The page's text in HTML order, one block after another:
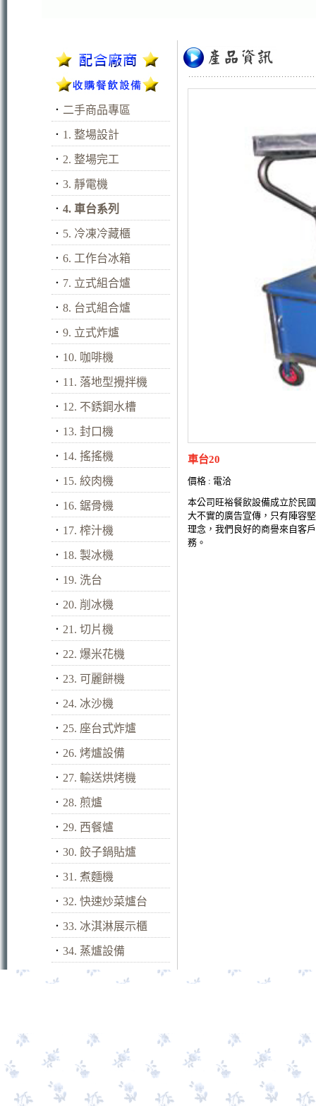
． 二手商品專區
． 1. 整場設計
． 2. 整場完工
． 3. 靜電機
． 4. 車台系列
． 5. 冷凍冷藏櫃
． 6. 工作台冰箱
． 7. 立式組合爐
． 8. 台式組合爐
． 9. 立式炸爐
． 10. 咖啡機
． 11. 落地型攪拌機
． 12. 不銹鋼水槽
． 13. 封口機
． 14. 搖搖機
． 15. 絞肉機
． 16. 鋸骨機
． 17. 榨汁機
． 18. 製冰機
． 19. 洗台
． 20. 削冰機
． 21. 切片機
． 22. 爆米花機
． 23. 可麗餅機
． 24. 冰沙機
． 25. 座台式炸爐
． 26. 烤爐設備
． 27. 輸送烘烤機
． 28. 煎爐
． 29. 西餐爐
． 30. 餃子鍋貼爐
． 31. 煮麵機
． 32. 快速炒菜爐台
． 33. 冰淇淋展示櫃
． 34. 蒸爐設備
車台20
價格 : 電洽
本公司旺裕餐飲設備成立於民
大不實的廣告宣傳，只有陣容
理念，我們良好的商譽來自客
務。